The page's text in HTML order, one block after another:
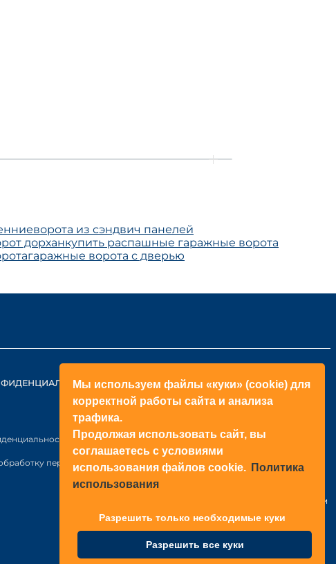
Мы используем файлы «куки» (cookie) для
корректной работы сайта и анализа
трафика.
Продолжая использовать сайт, вы
соглашаетесь с условиями
использования файлов cookie. Политика
использования
Разрешить только необходимые куки
Разрешить все куки
ворота из сэндвич панелей
дорханкупить распашные гаражные ворота
гаражные ворота с дверью
персональных данных
КОНТАКТЫ
+998(71)2052433
+998(71)2052422
г. Ташкент, Янгихаёт р-н, Файзли
МФЙ, ул. Райхон, Н6-1003 стр.